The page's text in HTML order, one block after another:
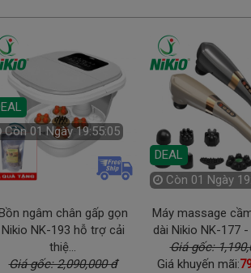
Còn 01 Ngày 19:55:03
ngâm chân gấp gọn
Nikio NK-193 hỗ trợ cải
thiệ...
Giá gốc: 2,090,000 đ
DEAL
Còn 01 Ngày
Máy massage
dài Nikio NK-177 -
Giá gốc:
Giá khuyến mãi: